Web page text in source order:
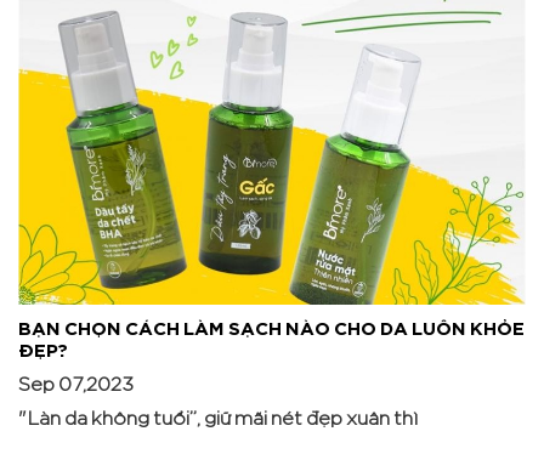
BẠN CHỌN CÁCH LÀM SẠCH NÀO CHO DA LUÔN KHỎE
ĐẸP?
Sep 07,2023
"Làn da không tuổi”, giữ mãi nét đẹp xuân thì